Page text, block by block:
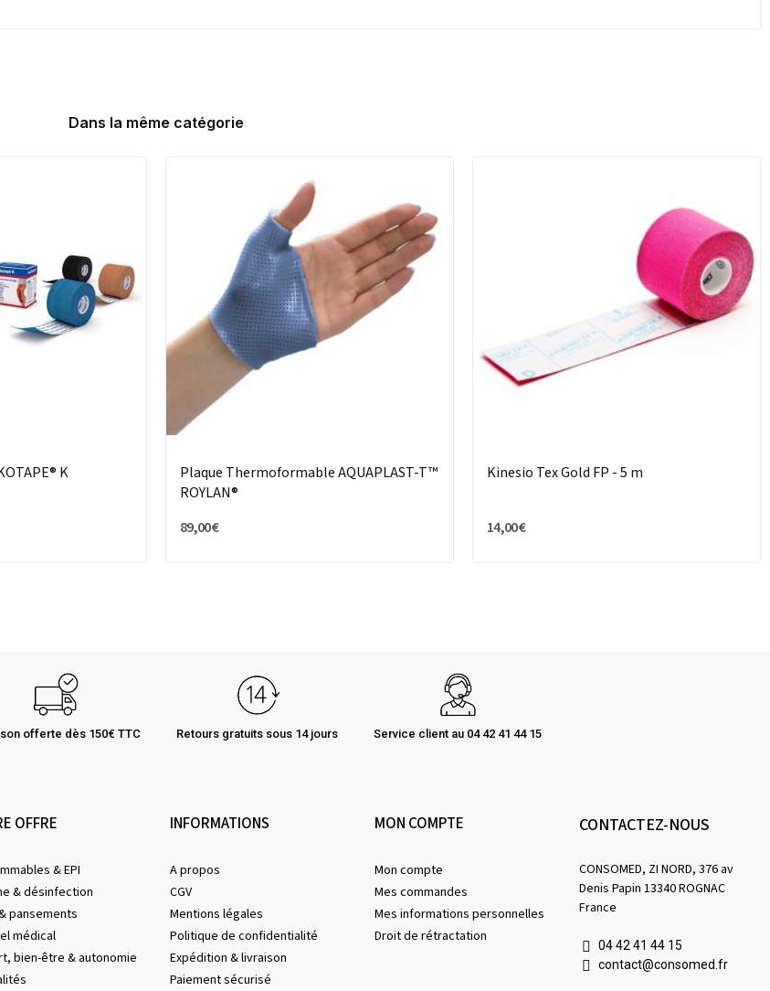
Dans la même catégorie
K
Plaque Thermoformable AQUAPLAST-T™
ROYLAN®
89,00 €
Kinesio Tex Gold FP - 5 m
14,00 €
offerte dès 150€ TTC Retours gratuits sous 14 jours Service client au 04 42 41 44 15
OFFRE
& EPI
& désinfection
pansements
médical
bien-être & autonomie
INFORMATIONS
A propos
CGV
Mentions légales
Politique de confidentialité
Expédition & livraison
Paiement sécurisé
MON COMPTE
Mon compte
Mes commandes
Mes informations personnelles
Droit de rétractation
CONTACTEZ-NOUS
CONSOMED, ZI NORD, 376 av
Denis Papin 13340 ROGNAC
France
04 42 41 44 15
contact@consomed.fr